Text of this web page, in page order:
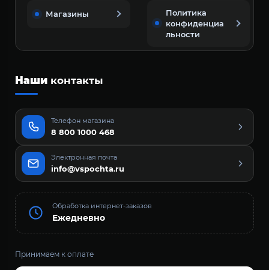
Магазины
Политика
конфиденциа
льности
Наши контакты
Телефон магазина
8 800 1000 468
Электронная почта
info@vspochta.ru
Обработка интернет-заказов
Ежедневно
Принимаем к оплате